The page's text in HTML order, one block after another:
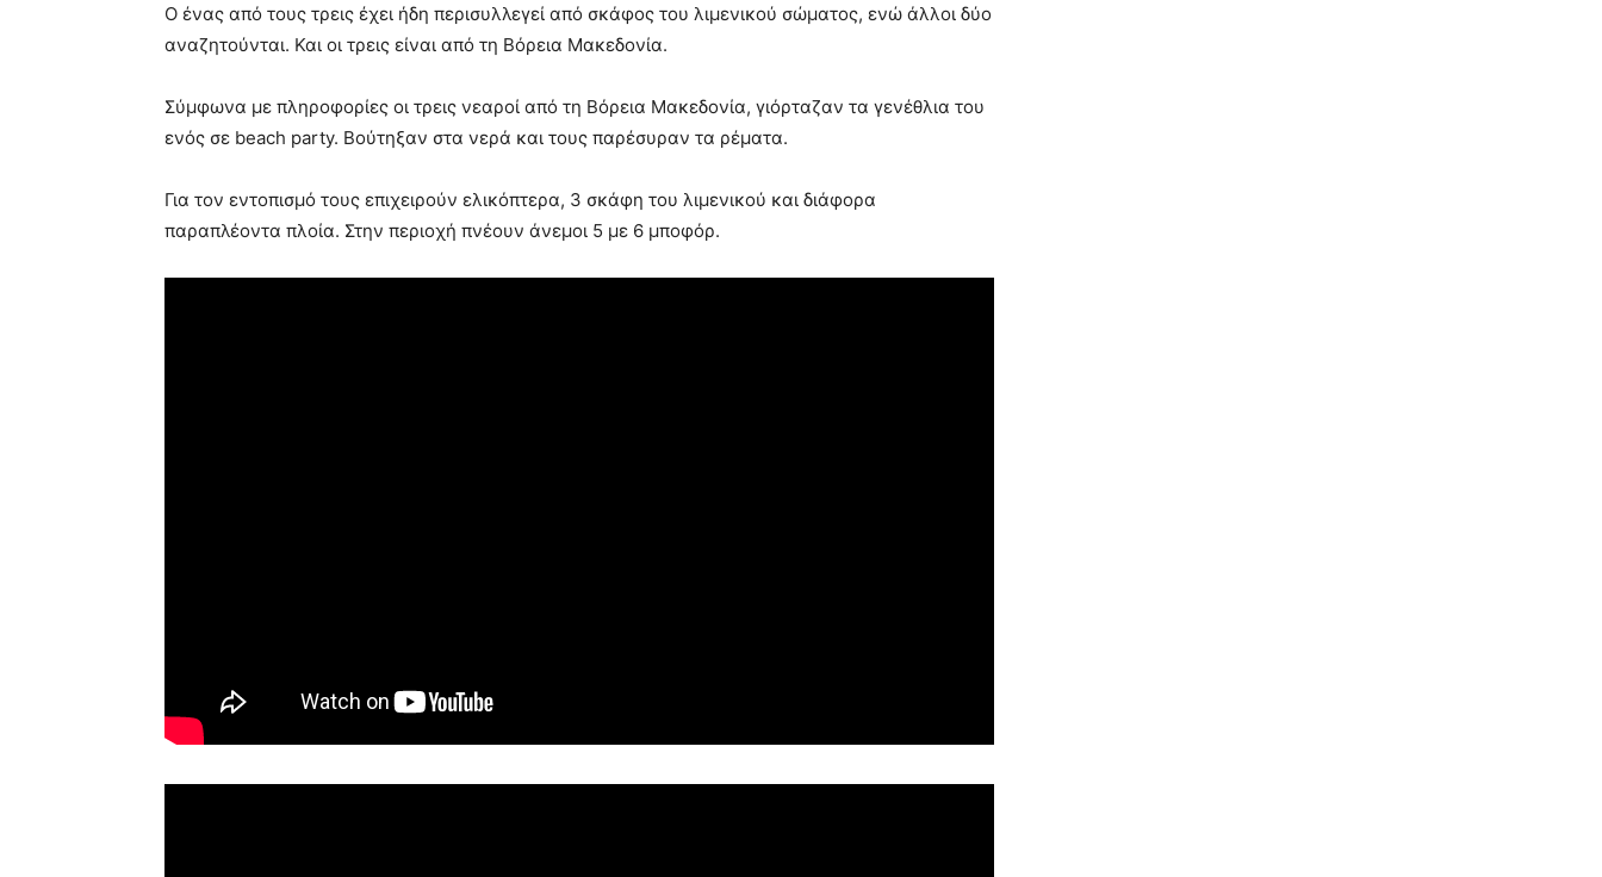
Ο ένας από τους τρεις έχει ήδη περισυλλεγεί από σκάφος του λιμενικού σώματος, ενώ άλλοι δύο
αναζητούνται. Και οι τρεις είναι από τη Βόρεια Μακεδονία.
Σύμφωνα με πληροφορίες οι τρεις νεαροί από τη Βόρεια Μακεδονία, γιόρταζαν τα γενέθλια του
ενός σε beach party. Βούτηξαν στα νερά και τους παρέσυραν τα ρέματα.
Για τον εντοπισμό τους επιχειρούν ελικόπτερα, 3 σκάφη του λιμενικού και διάφορα
παραπλέοντα πλοία. Στην περιοχή πνέουν άνεμοι 5 με 6 μποφόρ.